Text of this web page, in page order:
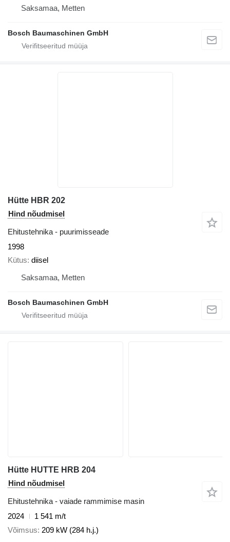
Saksamaa, Metten
Bosch Baumaschinen GmbH
Hütte HBR 202
Hind nõudmisel
Ehitustehnika - puurimisseade
1998
Kütus diisel
Saksamaa, Metten
Bosch Baumaschinen GmbH
Hütte HUTTE HRB 204
Hind nõudmisel
Ehitustehnika - vaiade rammimise masin
2024
1 541 m/t
Võimsus 209 kW (284 h.j.)